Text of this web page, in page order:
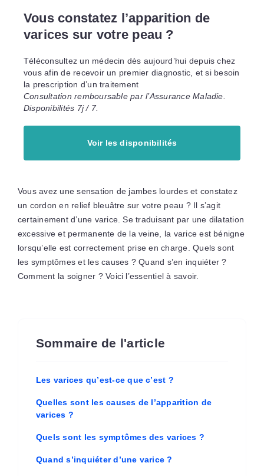
Vous constatez l’apparition de
varices sur votre peau ?
Téléconsultez un médecin dès aujourd’hui depuis chez
vous afin de recevoir un premier diagnostic, et si besoin
la prescription d’un traitement
Consultation remboursable par l’Assurance Maladie.
Disponibilités 7j / 7.
Voir les disponibilités
Vous avez une sensation de jambes lourdes et constatez
un cordon en relief bleuâtre sur votre peau ? Il s’agit
certainement d’une varice. Se traduisant par une dilatation
excessive et permanente de la veine, la varice est bénigne
lorsqu’elle est correctement prise en charge. Quels sont
les symptômes et les causes ? Quand s’en inquiéter ?
Comment la soigner ? Voici l’essentiel à savoir.
Sommaire de l'article
Les varices qu’est-ce que c’est ?
Quelles sont les causes de l’apparition de
varices ?
Quels sont les symptômes des varices ?
Quand s’inquiéter d’une varice ?